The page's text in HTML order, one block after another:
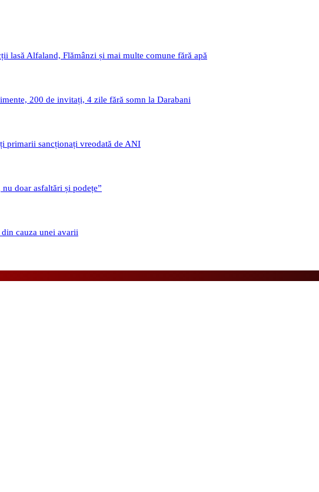
lasă Alfaland, Flămânzi și mai multe comune fără apă
200 de invitați, 4 zile fără somn la Darabani
primarii sancționați vreodată de ANI
doar asfaltări și podețe”
cauza unei avarii